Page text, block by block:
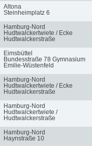
Altona
Steinheimplatz 6
Hamburg-Nord
Hudtwalckertwiete / Ecke
Hudtwalckerstraße
Eimsbüttel
Bundesstraße 78 Gymnasium
Emilie-Wüstenfeld
Hamburg-Nord
Hudtwalckertwiete / Ecke
Hudtwalckerstraße
Hamburg-Nord
Hudtwalckertwiete /
Hudtwalckerstraße
Hamburg-Nord
Haynstraße 10